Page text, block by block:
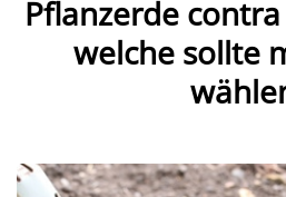
Pflanzerde
welche sollte